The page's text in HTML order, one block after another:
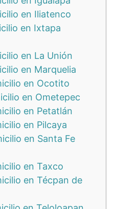
en Iliatenco
en Ixtapa
en La Unión
en Marquelia
en Ocotito
en Ometepec
en Petatlán
en Pilcaya
en Santa Fe
en Taxco
en Técpan de